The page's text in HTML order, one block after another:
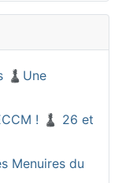
♟️Une
! ♟️ 26 et
Menuires du